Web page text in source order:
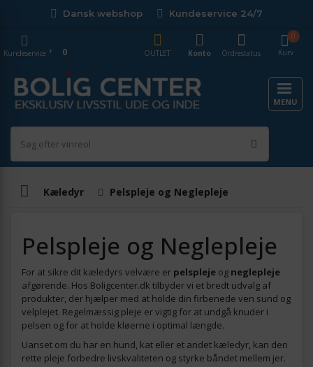
Dansk webshop Kundeservice 24/7
Kurv
0
OUTLET
Konto Ordrestatus
Kundeservice 0
MENU
Kæledyr Pelspleje og Neglepleje
Pelspleje og Neglepleje
For at sikre dit kæledyrs velvære er pelspleje og neglepleje
afgørende. Hos Boligcenter.dk tilbyder vi et bredt udvalg af
produkter, der hjælper med at holde din firbenede ven sund og
velplejet. Regelmæssig pleje er vigtig for at undgå knuder i
pelsen og for at holde kløerne i optimal længde.
Uanset om du har en hund, kat eller et andet kæledyr, kan den
rette pleje forbedre livskvaliteten og styrke båndet mellem jer.